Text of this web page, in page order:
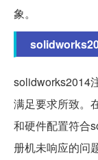
象。
solidworks2014
满足要求所致。
和硬件配置符合
册机未响应的问